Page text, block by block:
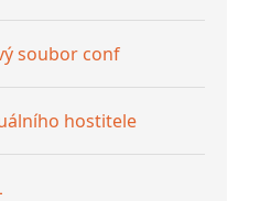
soubor conf
hostitele